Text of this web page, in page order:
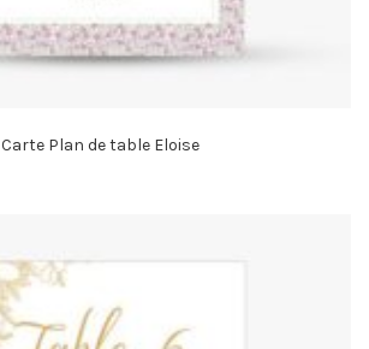
Carte Plan de table Eloise